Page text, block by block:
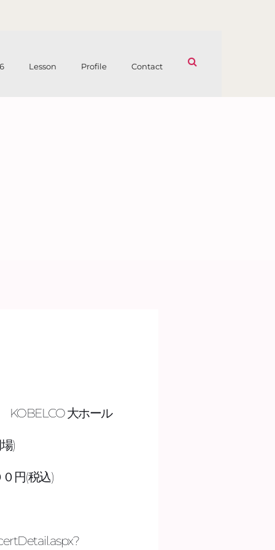
Lesson Profile Contact
KOBELCO 大ホール
)
円(税込)